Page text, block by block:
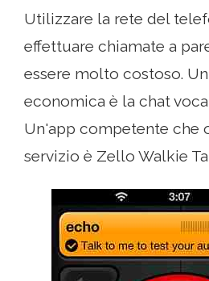
Utilizzare la rete del
effettuare chiamate a
essere molto costoso.
economica è la chat
Un'app competente che
servizio è Zello Walkie